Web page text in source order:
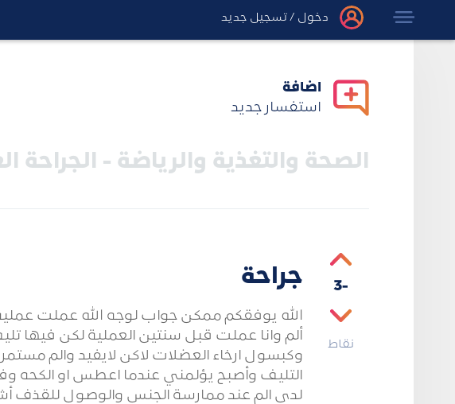
دخول / تسجيل جديد
اضافة
استفسار جديد
الصحة والتغذية والرياضة - الجراحة
-3
نقاط
جراحة
الله يوفقكم ممكن جواب لوجه الله عملت
ألم وانا عملت قبل سنتين العملية لكن فيها
وكبسول ارخاء العضلات لاكن لايفيد والم
التليف وأصبح يؤلمني عندما اعطس او الكحه
لدي الم عند ممارسة الجنس والوصول للقذف